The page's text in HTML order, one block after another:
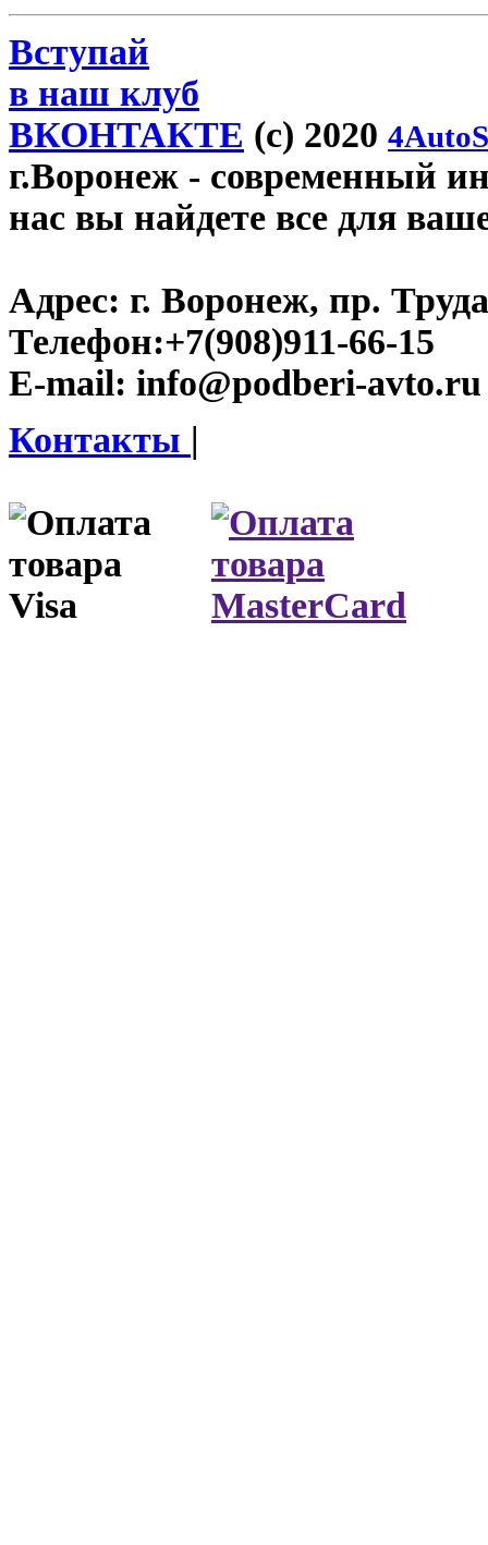
Вступай
в наш клуб
ВКОНТАКТЕ (c) 2020
г.Воронеж - современный
нас вы найдете все для
Адрес: г. Воронеж, пр.
Телефон:+7(908)911-66-15
E-mail: info@podberi-avto.ru
Контакты |